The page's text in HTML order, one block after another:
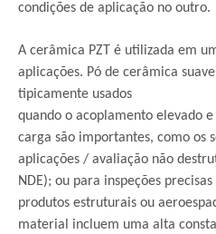
condições de aplicação no outro.
A cerâmica PZT é utilizada em
aplicações. Pó de cerâmica
tipicamente usados
quando o acoplamento elevado
carga são importantes, como os
aplicações / avaliação não
NDE); ou para inspeções
produtos estruturais ou
material incluem uma alta